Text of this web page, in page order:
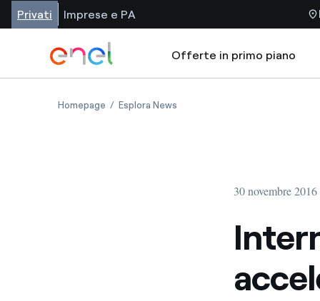
Privati Imprese e PA
Offerte in primo piano
Homepage Esplora News
30 novembre 2016